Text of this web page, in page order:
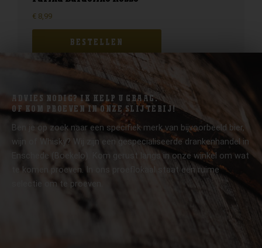
€ 8,99
BESTELLEN
ADVIES NODIG? IK HELP U GRAAG.
OF KOM PROEVEN IN ONZE SLIJTERIJ!
Ben je op zoek naar een specifiek merk van bijvoorbeeld bier,
wijn of Whisky? Wij zijn een gespecialiseerde drankenhandel in
Enschede (Boekelo). Kom gerust langs in onze winkel om wat
te komen proeven. In ons proeflokaal staat een ruime
selectie om te proeven.